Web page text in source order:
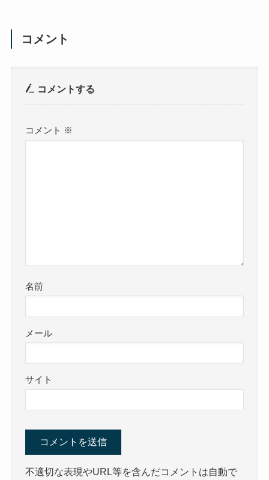
コメント
コメントする
コメント ※
名前
メール
サイト
不適切な表現やURL等を含んだコメントは自動で